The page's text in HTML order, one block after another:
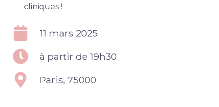
cliniques !
11 mars 2025
à partir de 19h30
Paris, 75000